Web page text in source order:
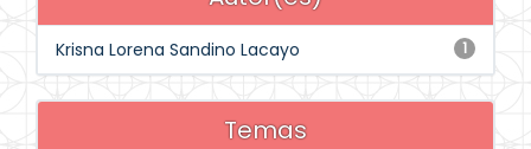
1
Krisna Lorena Sandino Lacayo
Temas